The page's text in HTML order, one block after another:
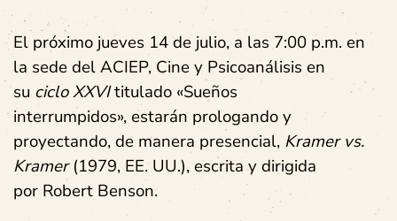
El próximo jueves 14 de julio, a las 7:00 p.m. en
la sede del ACIEP, Cine y Psicoanálisis en
su ciclo XXVItitulado «Sueños
interrumpidos», estarán prologando y
proyectando, de manera presencial, Kramer vs.
Kramer(1979, EE. UU.), escrita y dirigida
por Robert Benson.